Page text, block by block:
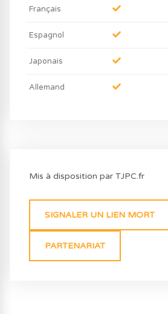
Français
Espagnol
Japonais
Allemand
Mis à disposition par TJPC.fr
SIGNALER UN LIEN MORT
PARTENARIAT